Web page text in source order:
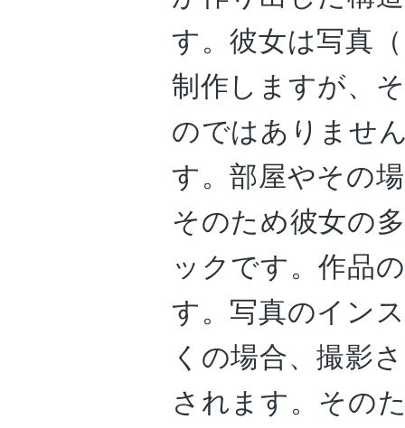
す。彼女は写真
制作しますが、
のではありませ
す。部屋やその
そのため彼女の
ックです。作品
す。写真のイン
くの場合、撮影
されます。その